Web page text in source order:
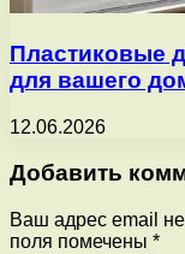
Пластиковые
для вашего
12.06.2026
Добавить
Ваш адрес email не
поля помечены *